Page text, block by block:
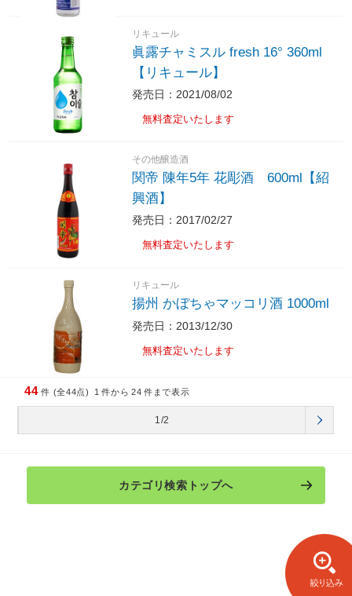
リキュール
眞露チャミスル fresh 16° 360ml
【リキュール】
発売日：2021/08/02
無料査定いたします
その他醸造酒
関帝 陳年5年 花彫酒 600ml【紹
興酒】
発売日：2017/02/27
無料査定いたします
リキュール
揚州 かぼちゃマッコリ酒 1000ml
発売日：2013/12/30
無料査定いたします
44 件 (全44点) 1 件から 24 件まで表示
1/2
カテゴリ検索トップへ